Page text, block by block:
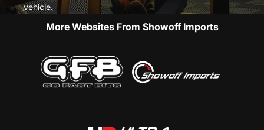
vehicle.
More Websites From Showoff Imports